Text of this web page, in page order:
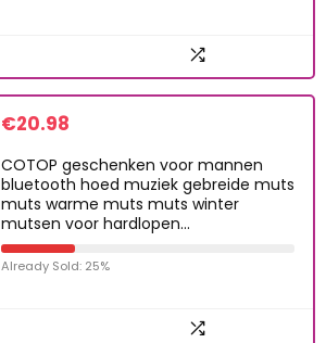
€20.98
COTOP geschenken voor mannen
bluetooth hoed muziek gebreide muts
muts warme muts muts winter
mutsen voor hardlopen…
Already Sold: 25%